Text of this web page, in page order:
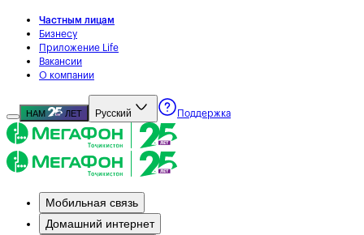
Частным лицам
Бизнесу
Приложение Life
Вакансии
О компании
НАМ ЛЕТ Русский Поддержка
Мобильная связь
Домашний интернет